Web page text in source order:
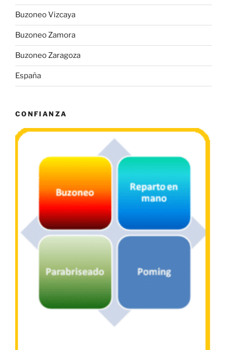
Buzoneo Vizcaya
Buzoneo Zamora
Buzoneo Zaragoza
España
CONFIANZA